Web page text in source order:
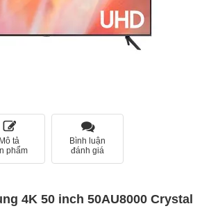
Mô tả
phẩm
Bình luận
đánh giá
4K 50 inch 50AU8000 Crystal